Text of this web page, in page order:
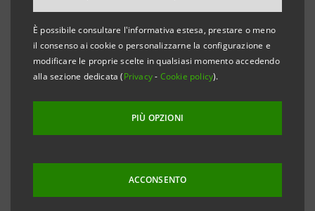
È possibile consultare l'informativa estesa, prestare o meno
il consenso ai cookie o personalizzarne la configurazione e
modificare le proprie scelte in qualsiasi momento accedendo
alla sezione dedicata (Privacy- Cookie policy).
PIÙ OPZIONI
ACCONSENTO
emissioni e della propria impronta ecologica
attraverso l’adozione di varie iniziative:
Acquisto di energia elettrica da fonti
rinnovabili con l’ottimizzazione dei consumi in
termini di efficienza energetica e gestione
responsabile delle risorse per ridurre l’impatto
generato sull’ambiente